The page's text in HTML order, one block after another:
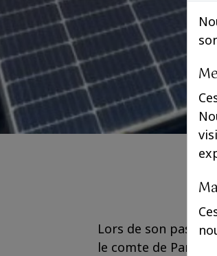
Lors de son
le comte de Paris a